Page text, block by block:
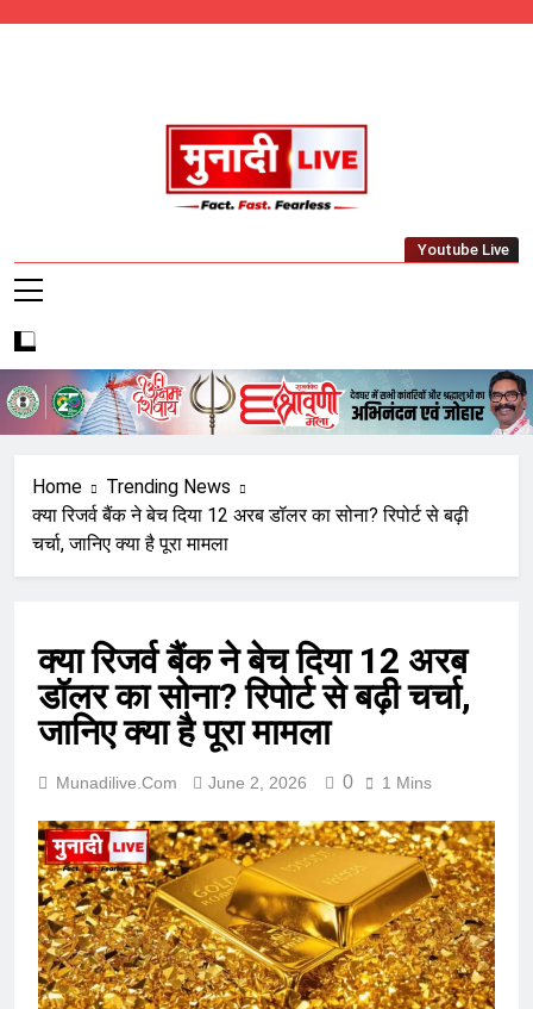
Munadi Live – Jharkhand's Leading Local
Youtube Live
Home
Trending News
क्या रिजर्व बैंक ने बेच दिया 12 अरब डॉलर का सोना? रिपोर्ट से बढ़ी
चर्चा, जानिए क्या है पूरा मामला
क्या रिजर्व बैंक ने बेच दिया 12 अरब
डॉलर का सोना? रिपोर्ट से बढ़ी चर्चा,
जानिए क्या है पूरा मामला
Munadilive.com June 2, 2026 0 1 Mins